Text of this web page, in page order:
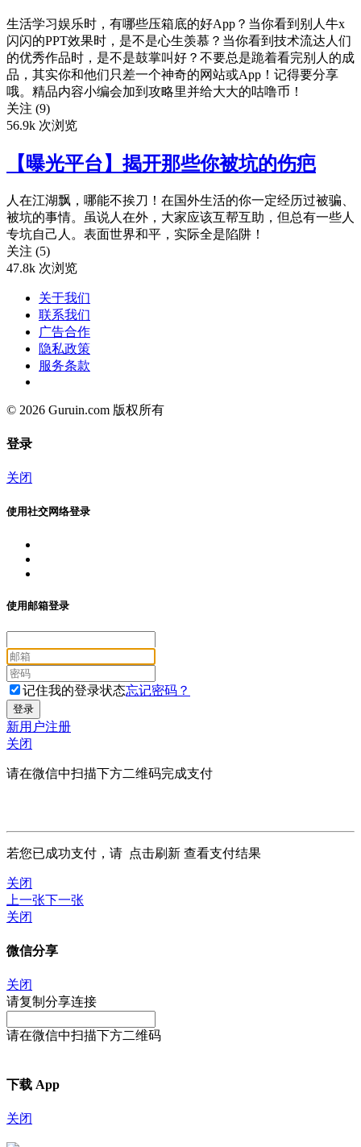
生活学习娱乐时，有哪些压箱底的好App？当你看到别人牛x
闪闪的PPT效果时，是不是心生羡慕？当你看到技术流达人们
的优秀作品时，是不是鼓掌叫好？不要总是跪着看完别人的成
品，其实你和他们只差一个神奇的网站或App！记得要分享
哦。精品内容小编会加到攻略里并给大大的咕噜币！
关注 (9)
56.9k 次浏览
【曝光平台】揭开那些你被坑的伤疤
人在江湖飘，哪能不挨刀！在国外生活的你一定经历过被骗、
被坑的事情。虽说人在外，大家应该互帮互助，但总有一些人
专坑自己人。表面世界和平，实际全是陷阱！
关注 (5)
47.8k 次浏览
关于我们
联系我们
广告合作
隐私政策
服务条款
© 2026 Guruin.com 版权所有
登录
关闭
使用社交网络登录
使用邮箱登录
记住我的登录状态忘记密码？
新用户注册
关闭
请在微信中扫描下方二维码完成支付
若您已成功支付，请 点击刷新 查看支付结果
关闭
上一张下一张
关闭
微信分享
关闭
请复制分享连接
请在微信中扫描下方二维码
下载 App
关闭